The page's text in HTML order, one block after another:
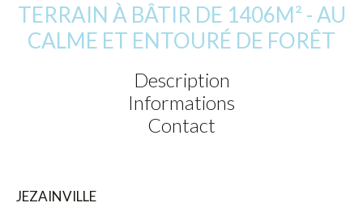
TERRAIN À BÂTIR DE 1406M² - AU
CALME ET ENTOURÉ DE FORÊT
Description
Informations
Contact
JEZAINVILLE